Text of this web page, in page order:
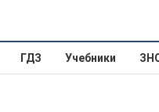
ГДЗ Учебники